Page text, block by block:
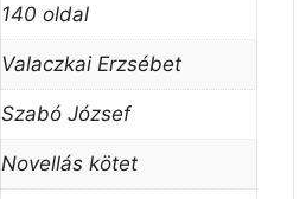
140 oldal
Valaczkai Erzsébet
Szabó József
Novellás kötet